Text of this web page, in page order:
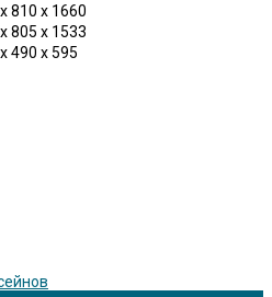
810 x 1660
805 x 1533
490 x 595